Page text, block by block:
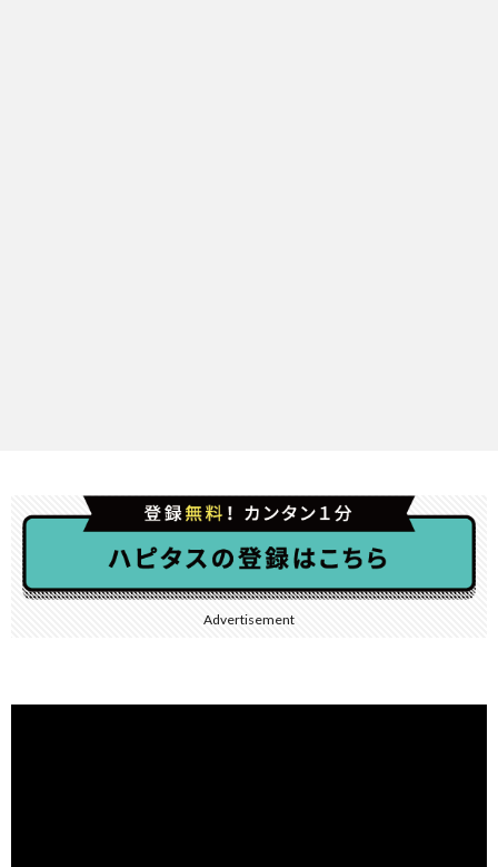
Advertisement